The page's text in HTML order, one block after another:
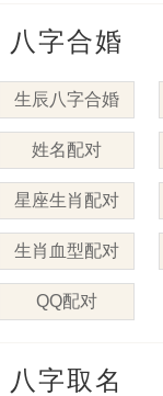
八字合婚
生辰八字合婚
姓名配对
星座生肖配对
生肖血型配对
QQ配对
八字取名